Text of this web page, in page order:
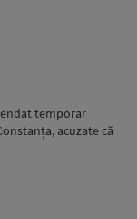
temporar
acuzate că